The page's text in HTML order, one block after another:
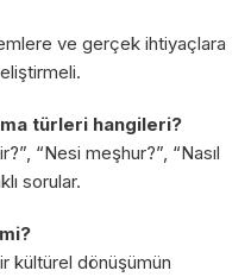
ve gerçek ihtiyaçlara
türleri hangileri?
“Nesi meşhur?”, “Nasıl
sorular.
kültürel dönüşümün